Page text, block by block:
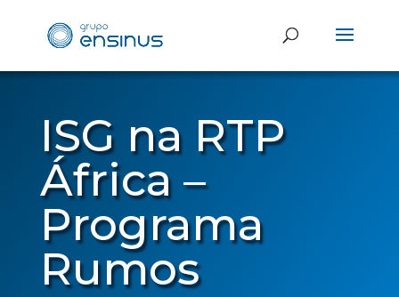
ISG na RTP
África –
Programa
Rumos